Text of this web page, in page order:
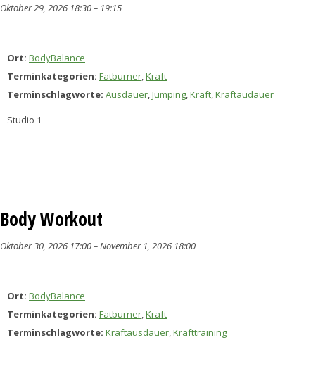
Oktober 29, 2026 18:30– 19:15
Ort: BodyBalance
Terminkategorien: Fatburner,Kraft
Terminschlagworte: Ausdauer,Jumping,Kraft,Kraftaudauer
Studio 1
Body Workout
Oktober 30, 2026 17:00–November 1, 2026 18:00
Ort: BodyBalance
Terminkategorien: Fatburner,Kraft
Terminschlagworte: Kraftausdauer,Krafttraining